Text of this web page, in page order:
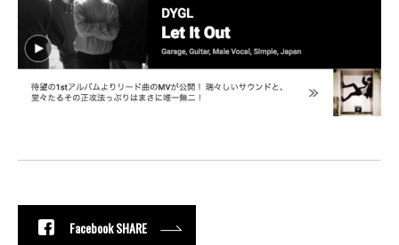
Facebook SHARE